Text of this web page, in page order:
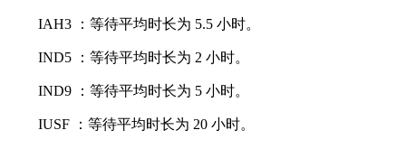
IAH3 ：等待平均时长为 5.5 小时。
IND5 ：等待平均时长为 2 小时。
IND9 ：等待平均时长为 5 小时。
IUSF ：等待平均时长为 20 小时。